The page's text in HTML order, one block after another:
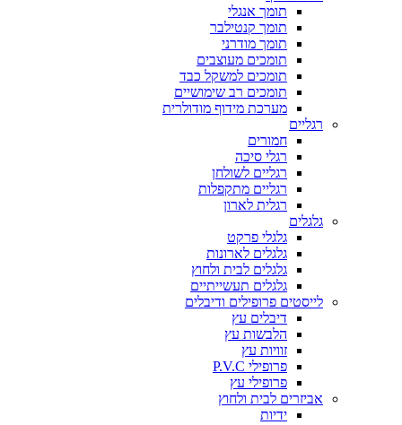
תומך אנגלי
תומך קנטילבר
תומך מודרני
תומכים מעוצבים
תומכים למשקל כבד
תומכים רב שימושיים
מערכת מידוף מודולרית
רגליים
חמורים
רגלי סיכה
רגליים לשולחן
רגליים מתקפלות
רגלית לארון
גלגלים
גלגלי פרקט
גלגלים לארונות
גלגלים לבית ולחוץ
גלגלים תעשייתיים
לייסטים פרופילים ודיבלים
דיבלים עץ
הלבשות עץ
זוויות עץ
פרופילי P.V.C
פרופילי עץ
אביזרים לבית ולחוץ
ידיות